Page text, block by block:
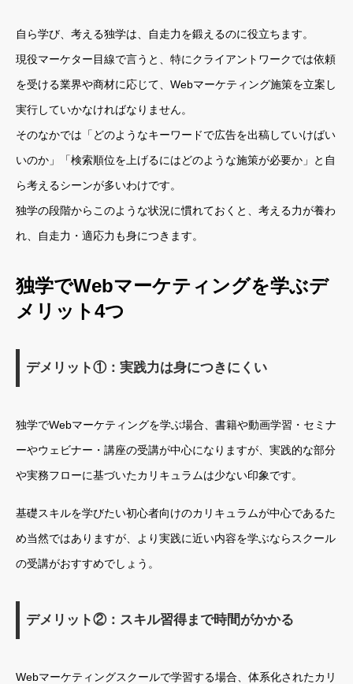
自ら学び、考える独学は、自走力を鍛えるのに役立ちます。
現役マーケター目線で言うと、特にクライアントワークでは依頼
を受ける業界や商材に応じて、Webマーケティング施策を立案し
実行していかなければなりません。
そのなかでは「どのようなキーワードで広告を出稿していけばい
いのか」「検索順位を上げるにはどのような施策が必要か」と自
ら考えるシーンが多いわけです。
独学の段階からこのような状況に慣れておくと、考える力が養わ
れ、自走力・適応力も身につきます。
独学でWebマーケティングを学ぶデ
メリット4つ
デメリット①：実践力は身につきにくい
独学でWebマーケティングを学ぶ場合、書籍や動画学習・セミナ
ーやウェビナー・講座の受講が中心になりますが、実践的な部分
や実務フローに基づいたカリキュラムは少ない印象です。
基礎スキルを学びたい初心者向けのカリキュラムが中心であるた
め当然ではありますが、より実践に近い内容を学ぶならスクール
の受講がおすすめでしょう。
デメリット②：スキル習得まで時間がかかる
Webマーケティングスクールで学習する場合、体系化されたカリ